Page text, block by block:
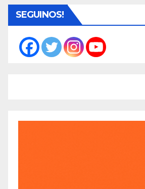
SEGUINOS!